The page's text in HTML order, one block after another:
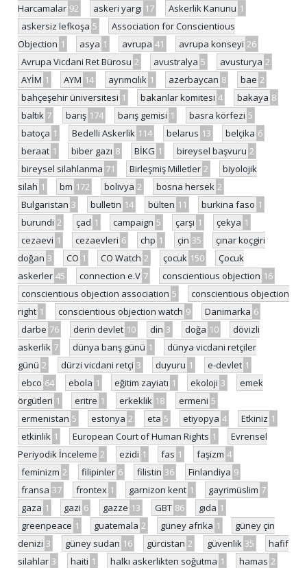
Harcamalar 92 askeri yargı 17 Askerlik Kanunu 1
askersiz lefkoşa 5
Association for Conscientious
Objection 1 asya 1 avrupa 41 avrupa konseyi 26
Avrupa Vicdani Ret Bürosu 2 avustralya 5 avusturya 2
AYİM 1 AYM 14 ayrımcılık 1 azerbaycan 8 bae 2
bahçeşehir üniversitesi 1 bakanlar komitesi 4 bakaya 8
baltık 7 barış 174 barış gemisi 1 basra körfezi 5
batoça 1 Bedelli Askerlik 114 belarus 13 belçika 6
beraat 1 biber gazı 8 BİKG 1 bireysel başvuru 2
bireysel silahlanma 71 Birleşmiş Milletler 2
biyolojik
silah 1 bm 172 bolivya 2 bosna hersek 2
Bulgaristan 3 bulletin 14 bülten 11 burkina faso 1
burundi 2 çad 1 campaign 5 çarşı 1 çekya 1
cezaevi 1 cezaevleri 6 chp 1 çin 35
çınar koçgiri
doğan 3 CO 1 CO Watch 2 çocuk 150
Çocuk
askerler 45 connection e.V 7 conscientious objection 16
conscientious objection association 5
conscientious objection
right 1 conscientious objection watch 9 Danimarka 6
darbe 76 derin devlet 10 din 3 doğa 10
dövizli
askerlik 7 dünya barış günü 1
dünya vicdani retçiler
günü 2 dürzi vicdani retçi 3 duyuru 1 e-devlet 1
ebco 64 ebola 1 eğitim zayiatı 1 ekoloji 3
emek
örgütleri 1 eritre 1 erkeklik 18 ermeni 5
ermenistan 5 estonya 2 eta 5 etiyopya 4 Etkiniz 1
etkinlik 1 European Court of Human Rights 1
Evrensel
Periyodik İnceleme 2 ezidi 1 fas 1 faşizm 4
feminizm 2 filipinler 6 filistin 36 Finlandiya 9
fransa 37 frontex 1 garnizon kent 1 gayrimüslim 7
gaza 1 gazi 6 gazze 13 GBT 86 gıda 1
greenpeace 1 guatemala 2 güney afrika 1
güney çin
denizi 3 güney sudan 16 gürcistan 2 güvenlik 35
hafif
silahlar 3 haiti 1 halkı askerlikten soğutma 1 hamas 2